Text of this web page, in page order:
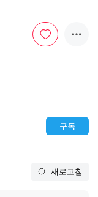
구독
새로고침